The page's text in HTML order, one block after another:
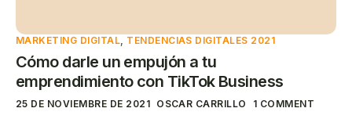
MARKETING DIGITAL TENDENCIAS DIGITALES 2021
Cómo darle un empujón a tu
emprendimiento con TikTok Business
25 DE NOVIEMBRE DE 2021 OSCAR CARRILLO 1 COMMENT